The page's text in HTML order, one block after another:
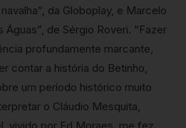
da Globoplay, e Marcelo
Águas”, de Sérgio Roveri. “Fazer
profundamente marcante,
contar a história do Betinho,
um período histórico muito
o Cláudio Mesquita,